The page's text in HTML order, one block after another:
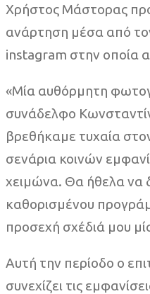
Χρήστος Μάστορας
ανάρτηση μέσα από
instagram στην οποία
«Μία αυθόρμητη
συνάδελφο
βρεθήκαμε τυχαία
σενάρια κοινών
χειμώνα. Θα ήθελα να
καθορισμένου
προσεχή σχέδιά μου
Αυτή την περίοδο ο
συνεχίζει τις